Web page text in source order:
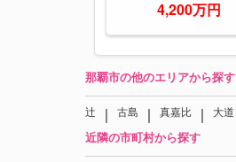
4,200万円
那覇市の他のエリアから探す
辻 ｜ 古島 ｜ 真嘉比 ｜ 大道
近隣の市町村から探す